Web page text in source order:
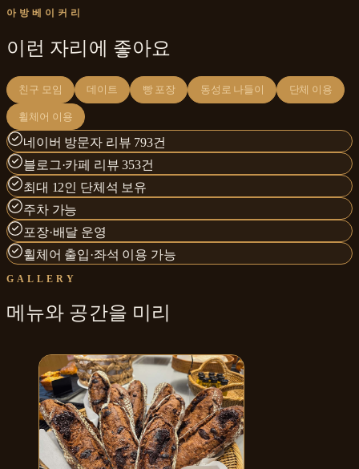
아방베이커리
이런 자리에 좋아요
친구 모임 데이트 빵 포장 동성로 나들이 단체 이용
휠체어 이용
네이버 방문자 리뷰 793건
블로그·카페 리뷰 353건
최대 12인 단체석 보유
주차 가능
포장·배달 운영
휠체어 출입·좌석 이용 가능
GALLERY
메뉴와 공간을 미리